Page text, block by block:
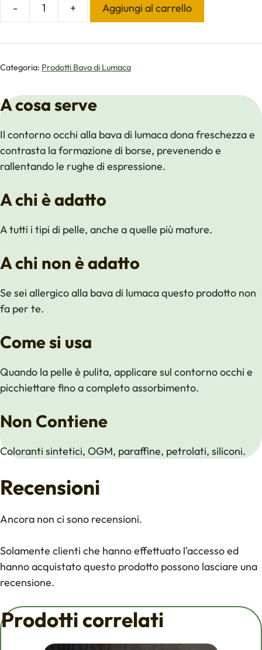
-
Contorno
Bava
BIO
(15ml)
+ Aggiungi al carrello
Categoria: Prodotti Bava di Lumaca
A cosa serve
Il contorno occhi alla bava di lumaca dona freschezza e
contrasta la formazione di borse, prevenendo e
rallentando le rughe di espressione.
A chi è adatto
A tutti i tipi di pelle, anche a quelle più mature.
A chi non è adatto
Se sei allergico alla bava di lumaca questo prodotto non
fa per te.
Come si usa
Quando la pelle è pulita, applicare sul contorno occhi e
picchiettare fino a completo assorbimento.
Non Contiene
Coloranti sintetici, OGM, paraffine, petrolati, siliconi.
Recensioni
Ancora non ci sono recensioni.
Solamente clienti che hanno effettuato l'accesso ed
hanno acquistato questo prodotto possono lasciare una
recensione.
Prodotti correlati